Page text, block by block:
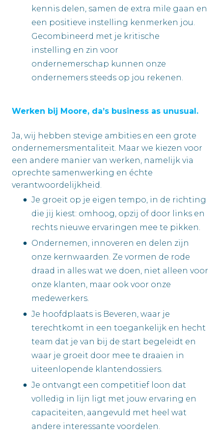
kennis delen, samen de extra mile gaan en
een positieve instelling kenmerken jou.
Gecombineerd met je kritische
instelling en zin voor
ondernemerschap kunnen onze
ondernemers steeds op jou rekenen.
Werken bij Moore, da’s business as unusual.
Ja, wij hebben stevige ambities en een grote
ondernemersmentaliteit. Maar we kiezen voor
een andere manier van werken, namelijk via
oprechte samenwerking en échte
verantwoordelijkheid.
Je groeit op je eigen tempo, in de richting
die jij kiest: omhoog, opzij of door links en
rechts nieuwe ervaringen mee te pikken.
Ondernemen, innoveren en delen zijn
onze kernwaarden. Ze vormen de rode
draad in alles wat we doen, niet alleen voor
onze klanten, maar ook voor onze
medewerkers.
Je hoofdplaats is Beveren, waar je
terechtkomt in een toegankelijk en hecht
team dat je van bij de start begeleidt en
waar je groeit door mee te draaien in
uiteenlopende klantendossiers.
Je ontvangt een competitief loon dat
volledig in lijn ligt met jouw ervaring en
capaciteiten, aangevuld met heel wat
andere interessante voordelen.